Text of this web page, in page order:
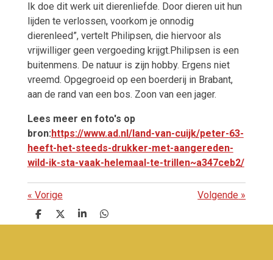
Ik doe dit werk uit dierenliefde. Door dieren uit hun
lijden te verlossen, voorkom je onnodig
dierenleed”, vertelt Philipsen, die hiervoor als
vrijwilliger geen vergoeding krijgt.Philipsen is een
buitenmens. De natuur is zijn hobby. Ergens niet
vreemd. Opgegroeid op een boerderij in Brabant,
aan de rand van een bos. Zoon van een jager.
Lees meer en foto's op
bron: https://www.ad.nl/land-van-cuijk/peter-63-
heeft-het-steeds-drukker-met-aangereden-
wild-ik-sta-vaak-helemaal-te-trillen~a347ceb2/
« Vorige Volgende »
D
e
D
e
S
h
D
e